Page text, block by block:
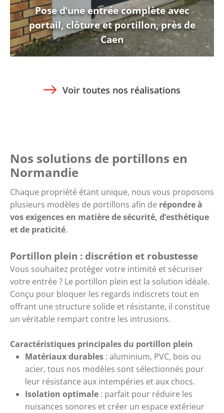
Pose d’une entrée complète avec
portail, clôture et portillon, près de
Caen
Voir toutes nos réalisations
Nos solutions de portillons en
Normandie
Chaque propriété étant unique, nous vous proposons
plusieurs modèles de portillons afin de répondre à
vos exigences en matière de sécurité, d’esthétique
et de praticité.
Portillon plein : discrétion et robustesse
Vous souhaitez protéger votre intimité et sécuriser
votre entrée ? Le portillon plein est la solution idéale.
Conçu pour bloquer les regards indiscrets tout en
offrant une structure solide et résistante, il constitue
un véritable rempart contre les intrusions.
Caractéristiques principales du portillon plein
Matériaux durables : aluminium, PVC, bois ou
acier, tous nos modèles sont sélectionnés pour
leur résistance aux intempéries et aux chocs.
Isolation optimale : parfait pour réduire les
nuisances sonores et créer un espace extérieur